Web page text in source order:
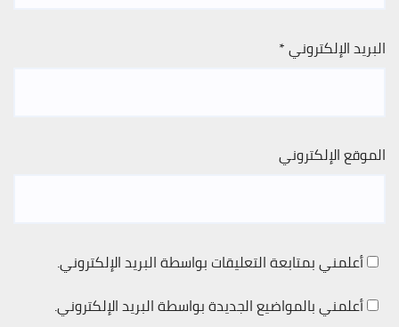
البريد الإلكتروني*
الموقع الإلكتروني
أعلمني بمتابعة التعليقات بواسطة البريد الإلكتروني.
أعلمني بالمواضيع الجديدة بواسطة البريد الإلكتروني.